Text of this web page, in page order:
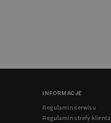
INFORMACJE
Regulamin serwisu
Regulamin strefy klienta